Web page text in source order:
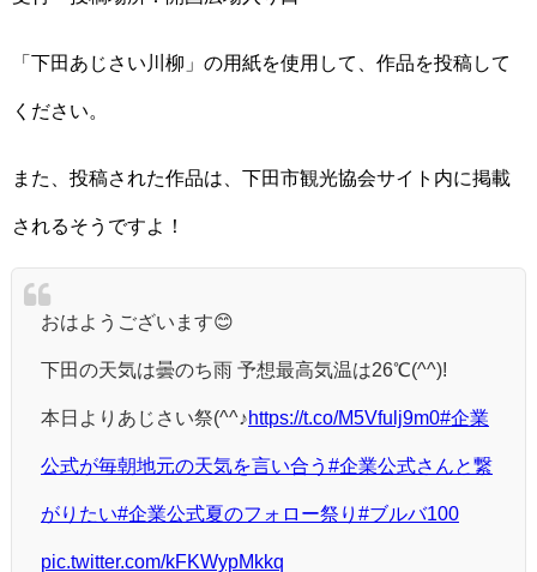
「下田あじさい川柳」の用紙を使用して、作品を投稿して
ください。
また、投稿された作品は、下田市観光協会サイト内に掲載
されるそうですよ！
おはようございます😊
下田の天気は曇のち雨 予想最高気温は26℃(^^)!
本日よりあじさい祭(^^♪https://t.co/M5Vfulj9m0#企業
公式が毎朝地元の天気を言い合う #企業公式さんと繋
がりたい#企業公式夏のフォロー祭り #ブルバ100
pic.twitter.com/kFKWypMkkq